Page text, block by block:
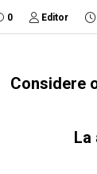
0 Editor
Considere
La